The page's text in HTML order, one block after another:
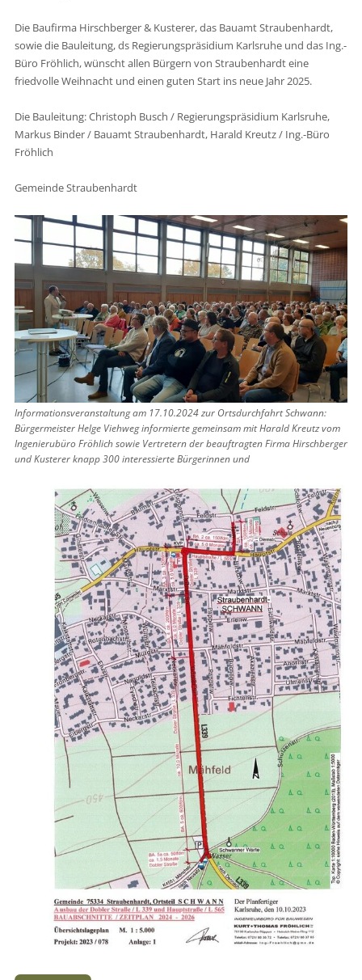
Die Baufirma Hirschberger & Kusterer, das Bauamt Straubenhardt,
sowie die Bauleitung, ds Regierungspräsidium Karlsruhe und das Ing.-
Büro Fröhlich, wünscht allen Bürgern von Straubenhardt eine
friedvolle Weihnacht und einen guten Start ins neue Jahr 2025.
Die Bauleitung: Christoph Busch / Regierungspräsidium Karlsruhe,
Markus Binder / Bauamt Straubenhardt, Harald Kreutz / Ing.-Büro
Fröhlich
Gemeinde Straubenhardt
Informationsveranstaltung am 17.10.2024 zur Ortsdurchfahrt Schwann:
Bürgermeister Helge Viehweg informierte gemeinsam mit Harald Kreutz vom
Ingenierubüro Fröhlich sowie Vertretern der beauftragten Firma Hirschberger
und Kusterer knapp 300 interessierte Bürgerinnen und